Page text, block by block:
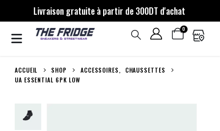
Livraison gratuite à partir de 300DT d'achat
0
ACCUEIL SHOP ACCESSOIRES,
CHAUSSETTES
UA ESSENTIAL 6PK LOW